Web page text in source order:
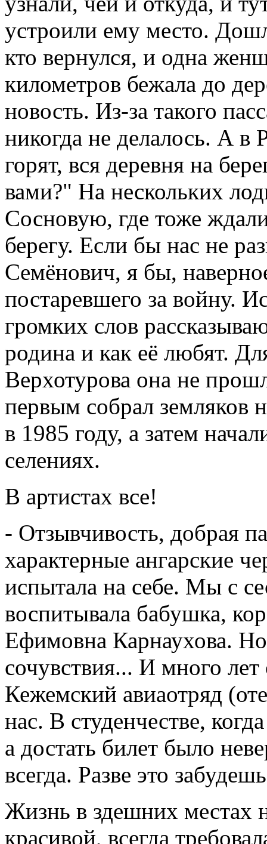
устроили ему место.
кто вернулся, и одна
километров бежала до
новость. Из-за такого
никогда не делалось. А в
горят, вся деревня на
вами?" На нескольких
Сосновую, где тоже
берегу. Если бы нас не
Семёнович, я бы,
постаревшего за войну.
громких слов
родина и как её любят.
Верхотурова она не
первым собрал земляков
в 1985 году, а затем
селениях.
В артистах все!
- Отзывчивость, добрая
характерные ангарские
испытала на себе. Мы с
воспитывала бабушка,
Ефимовна Карнаухова.
сочувствия... И много
Кежемский авиаотряд
нас. В студенчестве,
а достать билет было
всегда. Разве это
Жизнь в здешних местах
красивой, всегда